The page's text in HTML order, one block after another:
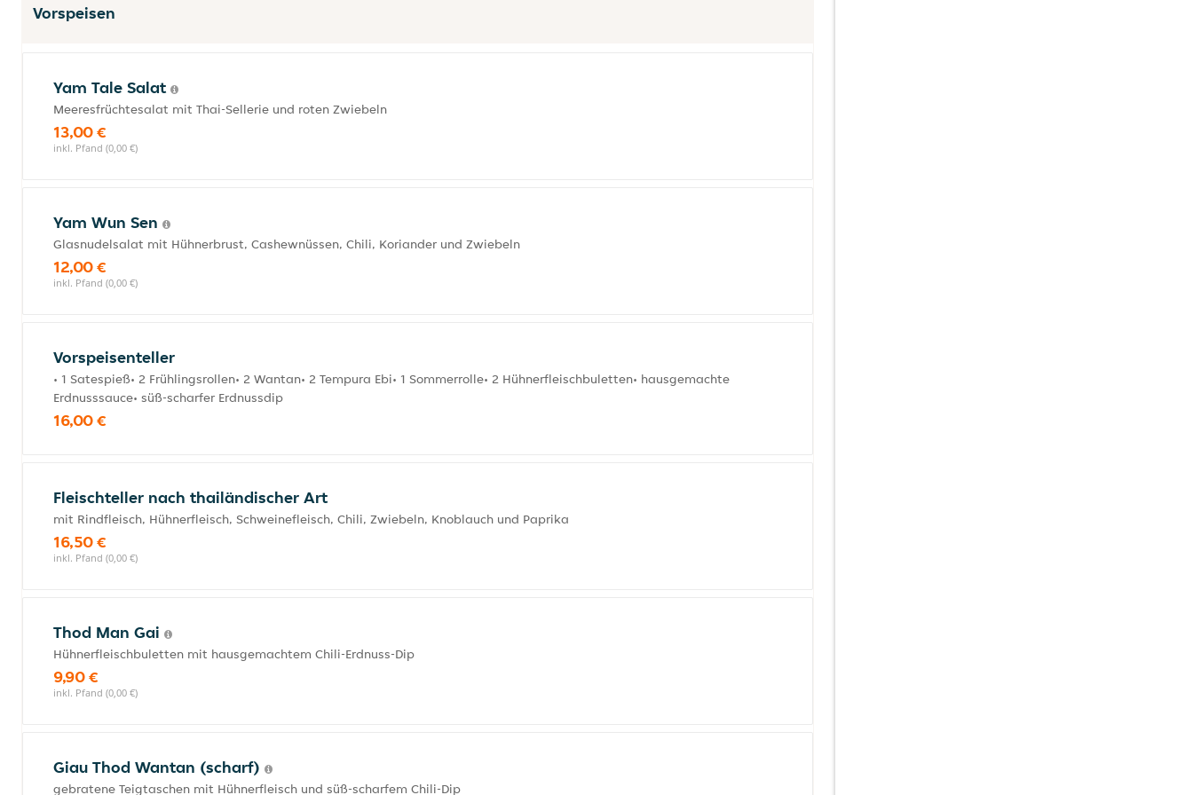
Vorspeisen
Yam Tale Salat
Meeresfrüchtesalat mit Thai-Sellerie und roten Zwiebeln
13,00 €
inkl. Pfand (0,00 €)
Yam Wun Sen
Glasnudelsalat mit Hühnerbrust, Cashewnüssen, Chili, Koriander und Zwiebeln
12,00 €
inkl. Pfand (0,00 €)
Vorspeisenteller
• 1 Satespieß• 2 Frühlingsrollen• 2 Wantan• 2 Tempura Ebi• 1 Sommerrolle• 2 Hühnerfleischbuletten• hausgemachte
Erdnusssauce• süß-scharfer Erdnussdip
16,00 €
Fleischteller nach thailändischer Art
mit Rindfleisch, Hühnerfleisch, Schweinefleisch, Chili, Zwiebeln, Knoblauch und Paprika
16,50 €
inkl. Pfand (0,00 €)
Thod Man Gai
Hühnerfleischbuletten mit hausgemachtem Chili-Erdnuss-Dip
9,90 €
inkl. Pfand (0,00 €)
Giau Thod Wantan (scharf)
gebratene Teigtaschen mit Hühnerfleisch und süß-scharfem Chili-Dip